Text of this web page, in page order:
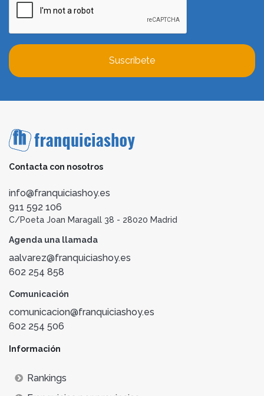
Suscríbete
Contacta con nosotros
info@franquiciashoy.es
911 592 106
C/Poeta Joan Maragall 38 - 28020 Madrid
Agenda una llamada
aalvarez@franquiciashoy.es
602 254 858
Comunicación
comunicacion@franquiciashoy.es
602 254 506
Información
Rankings